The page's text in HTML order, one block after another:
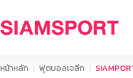
หน้าหลัก ฟุตบอลเจลีก